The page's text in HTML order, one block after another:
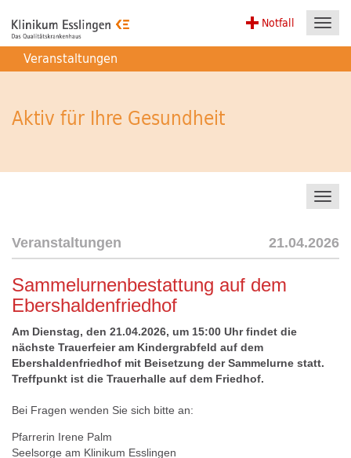
Notfall
Veranstaltungen
Aktiv für Ihre Gesundheit
Veranstaltungen 21.04.2026
Sammelurnenbestattung auf dem
Ebershaldenfriedhof
Am Dienstag, den 21.04.2026, um 15:00 Uhr findet die
nächste Trauerfeier am Kindergrabfeld auf dem
Ebershaldenfriedhof mit Beisetzung der Sammelurne statt.
Treffpunkt ist die Trauerhalle auf dem Friedhof.
Bei Fragen wenden Sie sich bitte an:
Pfarrerin Irene Palm
Seelsorge am Klinikum Esslingen